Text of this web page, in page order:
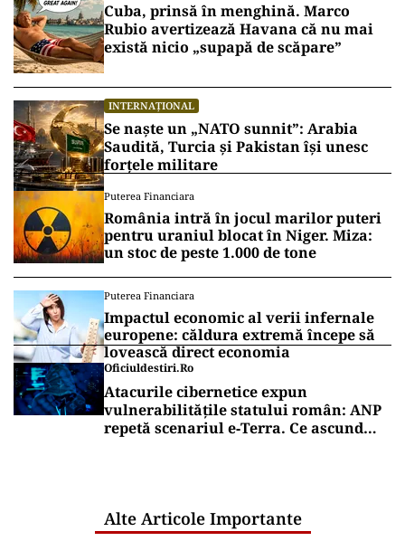
Cuba, prinsă în menghină. Marco
Rubio avertizează Havana că nu mai
există nicio „supapă de scăpare”
INTERNAȚIONAL
Se naște un „NATO sunnit”: Arabia
Saudită, Turcia și Pakistan își unesc
forțele militare
Puterea Financiara
România intră în jocul marilor puteri
pentru uraniul blocat în Niger. Miza:
un stoc de peste 1.000 de tone
Puterea Financiara
Impactul economic al verii infernale
europene: căldura extremă începe să
lovească direct economia
Oficiuldestiri.ro
Atacurile cibernetice expun
vulnerabilitățile statului român: ANP
repetă scenariul e‑Terra. Ce ascund
Alte Articole Importante